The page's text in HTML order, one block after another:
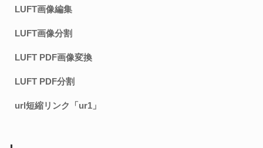
LUFT画像編集
LUFT画像分割
LUFT PDF画像変換
LUFT PDF分割
url短縮リンク「ur1」